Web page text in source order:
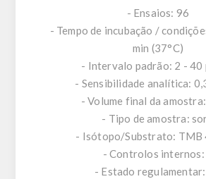
- Ensaios: 96
- Tempo de incubação /
min (37°C)
- Intervalo padrão: 2 - 40
- Sensibilidade analítica:
- Volume final da
- Tipo de amostra:
- Isótopo/Substrato: TMB
- Controlos internos:
- Estado